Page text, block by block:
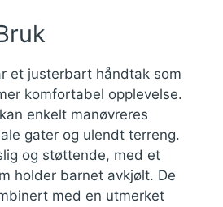
et justerbart håndtak som
komfortabel opplevelse.
enkelt manøvreres
gater og ulendt terreng.
og støttende, med et
holder barnet avkjølt. De
med en utmerket